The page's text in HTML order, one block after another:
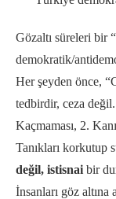
Gözaltı süreleri bir
demokratik/
Her şeyden önce,
tedbirdir, ceza
Kaçmaması, 2.
Tanıkları korkutup
değil, istisnai bir
İnsanları göz